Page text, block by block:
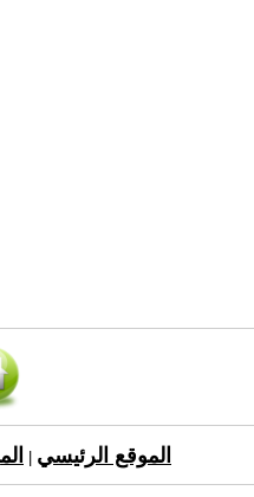
الموقع الرئيسي